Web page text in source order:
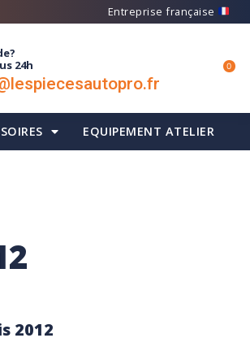
Entreprise française
24h
0
EQUIPEMENT ATELIER
2012